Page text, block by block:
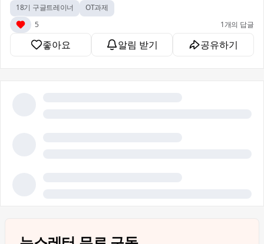
18기 구글트레이너
OT과제
5
1개의 답글
좋아요 알림 받기 공유하기